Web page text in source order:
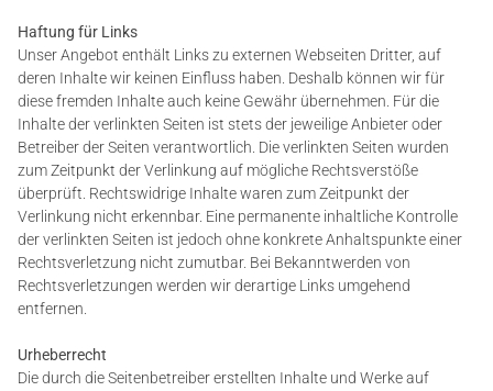
Haftung für Links
Unser Angebot enthält Links zu externen Webseiten Dritter, auf
deren Inhalte wir keinen Einfluss haben. Deshalb können wir für
diese fremden Inhalte auch keine Gewähr übernehmen. Für die
Inhalte der verlinkten Seiten ist stets der jeweilige Anbieter oder
Betreiber der Seiten verantwortlich. Die verlinkten Seiten wurden
zum Zeitpunkt der Verlinkung auf mögliche Rechtsverstöße
überprüft. Rechtswidrige Inhalte waren zum Zeitpunkt der
Verlinkung nicht erkennbar. Eine permanente inhaltliche Kontrolle
der verlinkten Seiten ist jedoch ohne konkrete Anhaltspunkte einer
Rechtsverletzung nicht zumutbar. Bei Bekanntwerden von
Rechtsverletzungen werden wir derartige Links umgehend
entfernen.
Urheberrecht
Die durch die Seitenbetreiber erstellten Inhalte und Werke auf